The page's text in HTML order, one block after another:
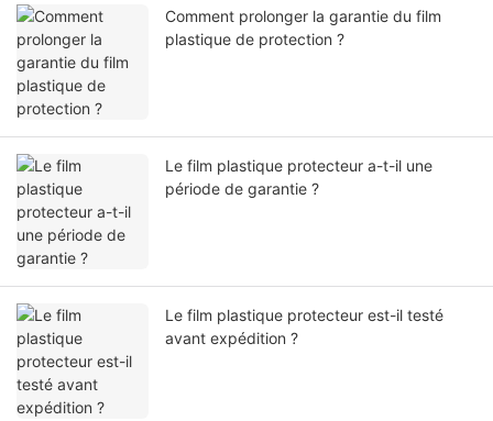
Comment prolonger la garantie du film
plastique de protection ?
Le film plastique protecteur a-t-il une
période de garantie ?
Le film plastique protecteur est-il testé
avant expédition ?